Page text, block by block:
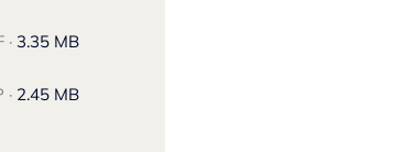
· 3.35 MB
· 2.45 MB